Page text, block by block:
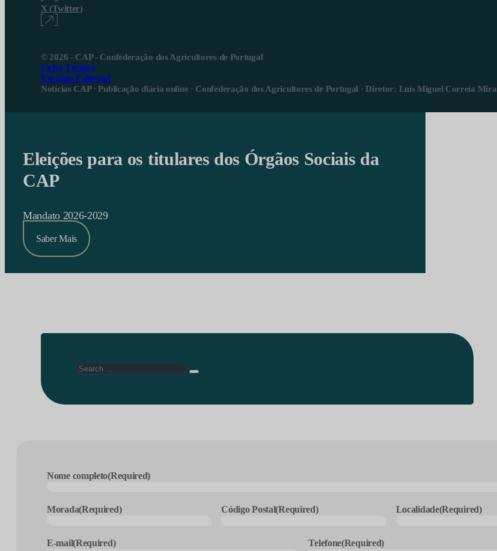
X (Twitter)
© 2026 - CAP - Confederação dos Agricultores de Portugal
Ficha Técnica
Estatuto Editorial
Notícias CAP · Publicação diária online · Confederação dos Agricultores de Portugal · Diretor: Luís Miguel Correia Mira
Eleições para os titulares dos Órgãos Sociais da
CAP
Mandato 2026-2029
Saber Mais
Search
Nome completo(Required)
Morada(Required) Código Postal(Required) Localidade(Required)
E-mail(Required) Telefone(Required)